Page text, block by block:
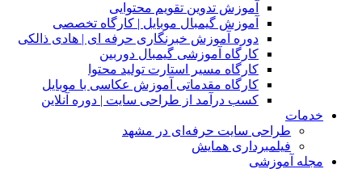
آموزش تدوین تقویم محتوایی
آموزش گیمبال موبایل | کارگاه تخصصی
دوره آموزش خبرنگاری حرفه ای | هادی ذالکی
کارگاه آموزشی گیمبال دوربین
کارگاه مسیر استارت تولید محتوا
کارگاه مقدماتی آموزش عکاسی با موبایل
کسب درآمد از طراحی سایت | دوره آنلاین
خدمات
طراحی سایت حرفه‌ای در مشهد
فیلمبرداری همایش
مجله آموزشی